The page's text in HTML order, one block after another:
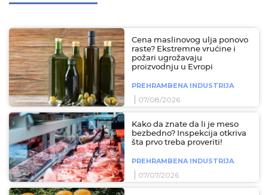
Cena maslinovog ulja ponovo
raste? Ekstremne vrućine i
požari ugrožavaju
proizvodnju u Evropi
PREHRAMBENA INDUSTRIJA
07/08/2026
Kako da znate da li je meso
bezbedno? Inspekcija otkriva
šta prvo treba proveriti!
PREHRAMBENA INDUSTRIJA
07/07/2026